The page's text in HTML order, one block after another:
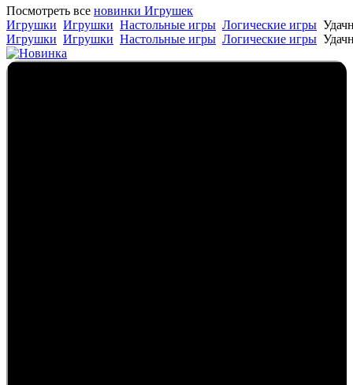
Посмотреть все новинки Игрушек
Игрушки Игрушки Настольные игры Логические игры
Игрушки Игрушки Настольные игры Логические игры